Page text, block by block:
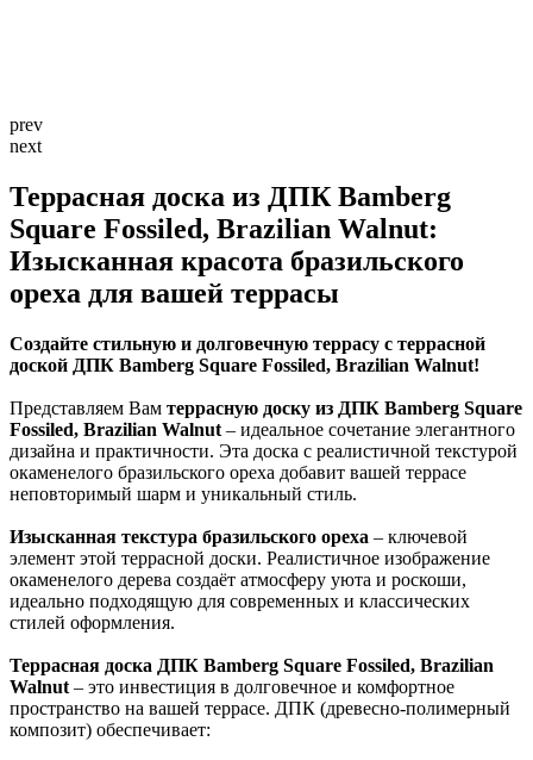
prev
next
Террасная доска из ДПК Bamberg
Square Fossiled, Brazilian Walnut:
Изысканная красота бразильского
ореха для вашей террасы
Создайте стильную и долговечную террасу с террасной
доской ДПК Bamberg Square Fossiled, Brazilian Walnut!
Представляем Вам террасную доску из ДПК Bamberg Square
Fossiled, Brazilian Walnut – идеальное сочетание элегантного
дизайна и практичности. Эта доска с реалистичной текстурой
окаменелого бразильского ореха добавит вашей террасе
неповторимый шарм и уникальный стиль.
Изысканная текстура бразильского ореха – ключевой
элемент этой террасной доски. Реалистичное изображение
окаменелого дерева создаёт атмосферу уюта и роскоши,
идеально подходящую для современных и классических
стилей оформления.
Террасная доска ДПК Bamberg Square Fossiled, Brazilian
Walnut – это инвестиция в долговечное и комфортное
пространство на вашей террасе. ДПК (древесно-полимерный
композит) обеспечивает: